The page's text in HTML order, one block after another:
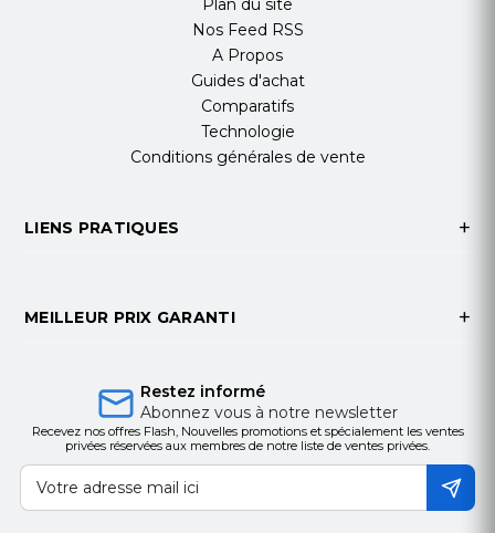
Contenu de la Boite
Casque Logitech H540
Manuel d'utilisation
Plan du site
Nos Feed RSS
A Propos
Guides d'achat
Comparatifs
Technologie
Conditions générales de vente
LIENS PRATIQUES
MEILLEUR PRIX GARANTI
Restez informé
Abonnez vous à notre newsletter
Recevez nos offres Flash, Nouvelles promotions et spécialement les ventes
privées réservées aux membres de notre liste de ventes privées.